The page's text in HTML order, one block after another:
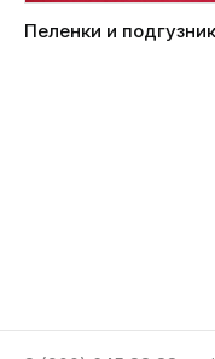
Пеленки и